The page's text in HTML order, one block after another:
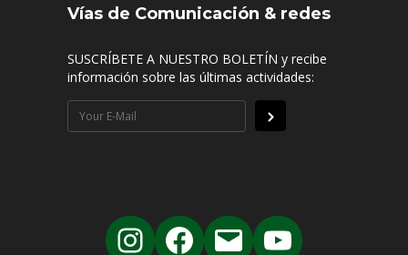
Vías de Comunicación & redes
SUSCRÍBETE A NUESTRO BOLETÍN y recibe
información sobre las últimas actividades: